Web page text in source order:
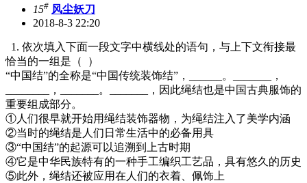
15# 风尘妖刀
2018-8-3 22:20
1. 依次填入下面一段文字中横线处的语句，与上下文衔接最
恰当的一组是（ ）
“中国结”的全称是“中国传统装饰结”，______。_______，
________，_______。_______，因此绳结也是中国古典服饰的
重要组成部分。
①人们很早就开始用绳结装饰器物，为绳结注入了美学内涵
②当时的绳结是人们日常生活中的必备用具
③“中国结”的起源可以追溯到上古时期
④它是中华民族特有的一种手工编织工艺品，具有悠久的历史
⑤此外，绳结还被应用在人们的衣着、佩饰上